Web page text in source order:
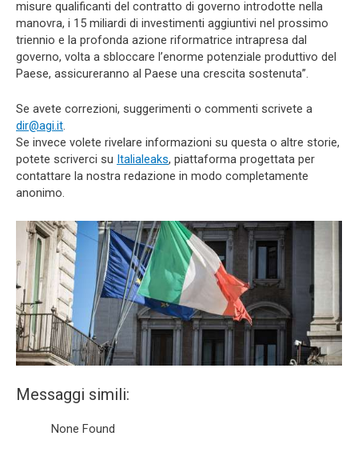
misure qualificanti del contratto di governo introdotte nella
manovra, i 15 miliardi di investimenti aggiuntivi nel prossimo
triennio e la profonda azione riformatrice intrapresa dal
governo, volta a sbloccare l’enorme potenziale produttivo del
Paese, assicureranno al Paese una crescita sostenuta”.
Se avete correzioni, suggerimenti o commenti scrivete a
dir@agi.it.
Se invece volete rivelare informazioni su questa o altre storie,
potete scriverci su Italialeaks, piattaforma progettata per
contattare la nostra redazione in modo completamente
anonimo.
Messaggi simili:
None Found